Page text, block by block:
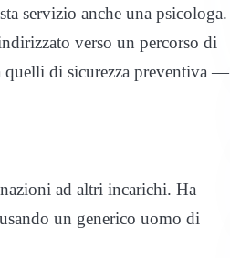
servizio anche una psicologa.
verso un percorso di
quelli di sicurezza preventiva —
ad altri incarichi. Ha
un generico uomo di